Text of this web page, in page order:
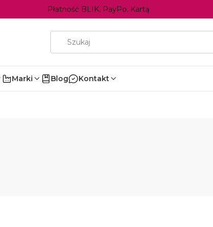
Płatność BLIK, PayPo, Kartą
Marki Blog Kontakt